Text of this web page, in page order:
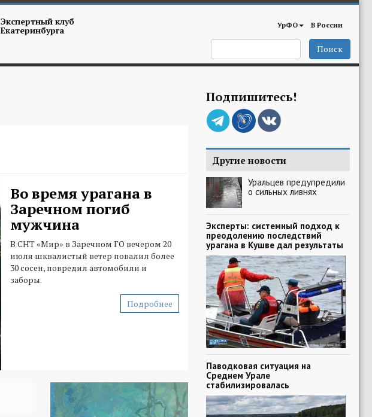
Экспертный клуб
Екатеринбурга УрФО В России
Поиск
Во время урагана в
Заречном погиб
мужчина
В СНТ «Мир» в Заречном ГО вечером 20
июля шквалистый ветер повалил более
30 сосен, повредил автомобили и
заборы.
Подробнее
Подпишитесь!
Другие новости
Уральцев предупредили
о сильных ливнях
Эксперты: системный подход к
преодолению последствий
урагана в Кушве дал результаты
Паводковая ситуация на
Среднем Урале
стабилизировалась